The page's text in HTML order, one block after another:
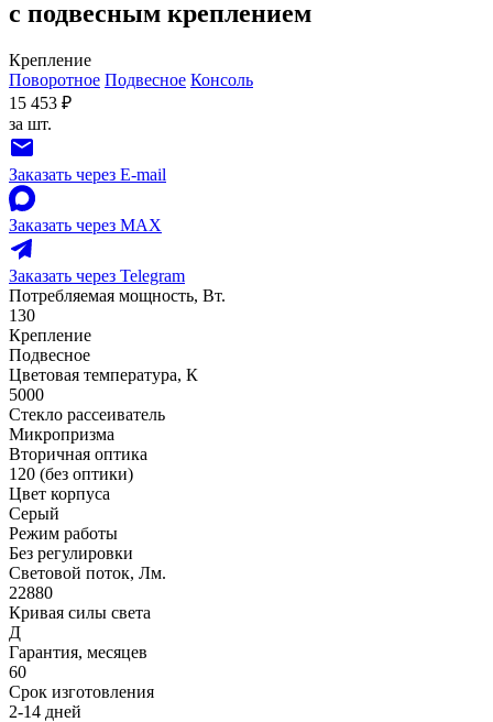
с подвесным креплением
Крепление
Поворотное Подвесное Консоль
15 453 ₽
за шт.
Заказать через E-mail
Заказать через MAX
Заказать через Telegram
Потребляемая мощность, Вт.
130
Крепление
Подвесное
Цветовая температура, К
5000
Стекло рассеиватель
Микропризма
Вторичная оптика
120 (без оптики)
Цвет корпуса
Серый
Режим работы
Без регулировки
Световой поток, Лм.
22880
Кривая силы света
Д
Гарантия, месяцев
60
Срок изготовления
2-14 дней